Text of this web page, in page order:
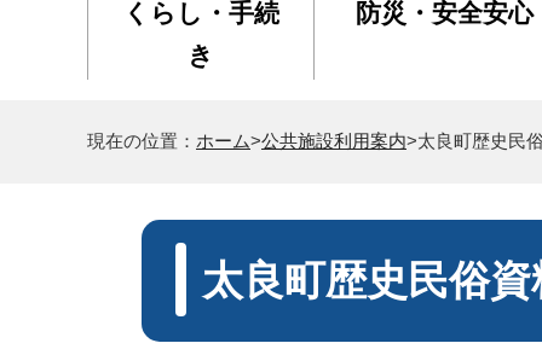
くらし・手続
き
防災・安全安心
現在の位置： ホーム>公共施設利用案内>太良町歴史民
太良町歴史民俗資